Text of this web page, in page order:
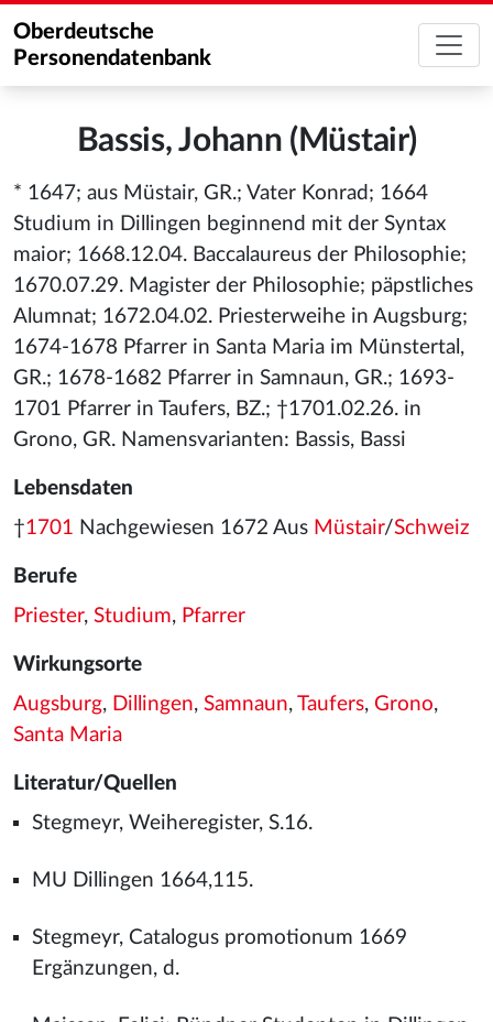
Oberdeutsche
Personendatenbank
Bassis, Johann (Müstair)
* 1647; aus Müstair, GR.; Vater Konrad; 1664
Studium in Dillingen beginnend mit der Syntax
maior; 1668.12.04. Baccalaureus der Philosophie;
1670.07.29. Magister der Philosophie; päpstliches
Alumnat; 1672.04.02. Priesterweihe in Augsburg;
1674-1678 Pfarrer in Santa Maria im Münstertal,
GR.; 1678-1682 Pfarrer in Samnaun, GR.; 1693-
1701 Pfarrer in Taufers, BZ.; †1701.02.26. in
Grono, GR. Namensvarianten: Bassis, Bassi
Lebensdaten
†1701 Nachgewiesen 1672 Aus Müstair/Schweiz
Berufe
Priester, Studium, Pfarrer
Wirkungsorte
Augsburg, Dillingen, Samnaun, Taufers, Grono,
Santa Maria
Literatur/Quellen
Stegmeyr, Weiheregister, S.16.
MU Dillingen 1664,115.
Stegmeyr, Catalogus promotionum 1669
Ergänzungen, d.